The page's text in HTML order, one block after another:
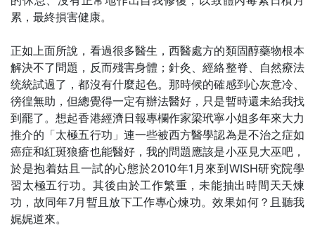
累，最終損害健康。
正如上面所說，看過很多醫生，西醫處方的類固醇藥物根本
解決不了問題，反而殘害身體；針灸、經絡整脊、自然療法
统統試過了，都沒有什麼起色。那時候的確感到心灰意冷、
徬徨無助，但總覺得一定有辦法醫好，只是暫時還未給我找
到罷了。想起香港經濟日報專欄作家梁玳寧小姐多年來大力
推介的「太極五行功」連一些被西方醫學認為是不治之症如
癌症和紅斑狼瘡也能醫好，我的問題應該是小巫見大巫吧，
於是抱着姑且一試的心態於2010年1月來到WISH研究院學
習太極五行功。其後由於工作繁重，未能抽出時間天天煉
功，故同年7月暫且放下工作專心煉功。效果如何？且聽我
娓娓道來。